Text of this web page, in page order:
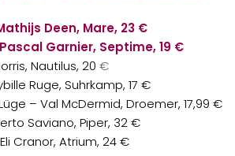
Deen, Mare, 23 €
Garnier, Septime, 19 €
Nautilus, 20 €
Ruge, Suhrkamp, 17 €
– Val McDermid, Droemer, 17,99 €
Saviano, Piper, 32 €
Cranor, Atrium, 24 €